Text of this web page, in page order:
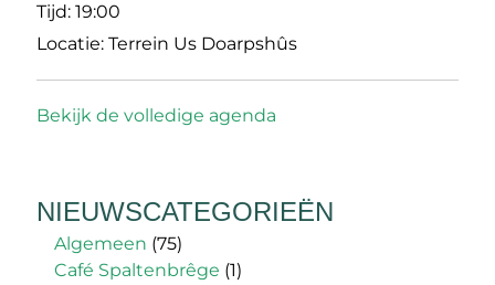
Tijd: 19:00
Locatie: Terrein Us Doarpshûs
Bekijk de volledige agenda
NIEUWSCATEGORIEËN
Algemeen (75)
Café Spaltenbrêge (1)